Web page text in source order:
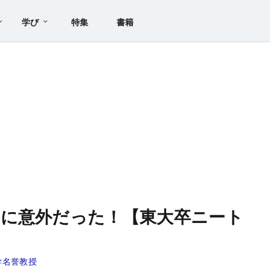
学び 特集 書籍
意外だった！【東大卒ニート
誉教授